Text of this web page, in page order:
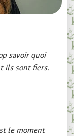
savoir quoi
ils sont fiers.
le moment